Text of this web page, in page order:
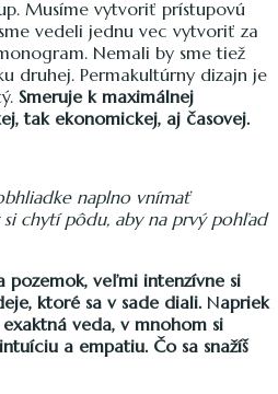
Musíme vytvoriť prístupovú
vedeli jednu vec vytvoriť za
Nemali by sme tiež
druhej. Permakultúrny dizajn je
Smeruje k maximálnej
tak ekonomickej, aj časovej.
naplno vnímať
chytí pôdu, aby na prvý pohľad
pozemok, veľmi intenzívne si
ktoré sa v sade diali. Napriek
veda, v mnohom si
a empatiu. Čo sa snažíš